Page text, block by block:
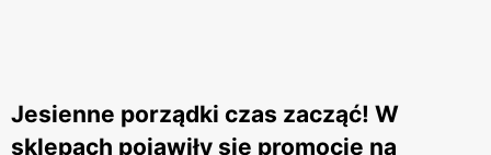
Jesienne porządki czas zacząć! W
sklepach pojawiły się promocje na